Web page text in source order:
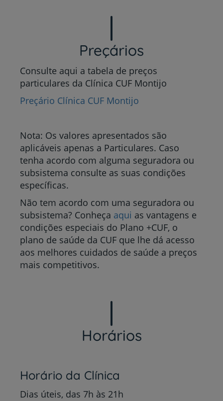
Preçários
Consulte aqui a tabela de preços
particulares da Clínica CUF Montijo
Preçário Clínica CUF Montijo
Nota: Os valores apresentados são
aplicáveis apenas a Particulares. Caso
tenha acordo com alguma seguradora ou
subsistema consulte as suas condições
específicas.
Não tem acordo com uma seguradora ou
subsistema? Conheça aqui as vantagens e
condições especiais do Plano +CUF, o
plano de saúde da CUF que lhe dá acesso
aos melhores cuidados de saúde a preços
mais competitivos.
Horários
Horário da Clínica
Dias úteis, das 7h às 21h